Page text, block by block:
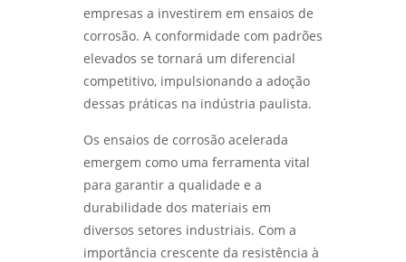
empresas a investirem em ensaios de
corrosão. A conformidade com padrões
elevados se tornará um diferencial
competitivo, impulsionando a adoção
dessas práticas na indústria paulista.
Os ensaios de corrosão acelerada
emergem como uma ferramenta vital
para garantir a qualidade e a
durabilidade dos materiais em
diversos setores industriais. Com a
importância crescente da resistência à